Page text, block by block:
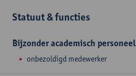
Statuut & functies
Bijzonder academisch personeel
onbezoldigd medewerker